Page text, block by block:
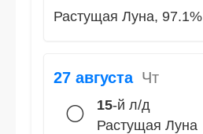
Растущая Луна, 97.1%
27 августа Чт
🌕 15-й л/д
Растущая Луна